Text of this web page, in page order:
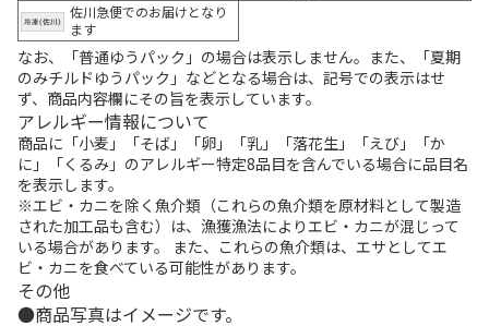
佐川急便でのお届けとなり
ます
なお、「普通ゆうパック」の場合は表示しません。また、「夏期
のみチルドゆうパック」などとなる場合は、記号での表示はせ
ず、商品内容欄にその旨を表示しています。
アレルギー情報について
商品に「小麦」「そば」「卵」「乳」「落花生」「えび」「か
に」「くるみ」のアレルギー特定8品目を含んでいる場合に品目名
を表示します。
※エビ・カニを除く魚介類（これらの魚介類を原材料として製造
された加工品も含む）は、漁獲漁法によりエビ・カニが混じって
いる場合があります。 また、これらの魚介類は、エサとしてエ
ビ・カニを食べている可能性があります。
その他
商品写真はイメージです。